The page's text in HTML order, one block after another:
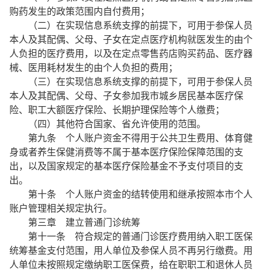
购药发生的政策范围内自付费用；
（二）在实现信息系统支撑的前提下，可用于参保人员
本人及其配偶、父母、子女在定点医疗机构就医发生的由个
人负担的医疗费用，以及在定点零售药店购买药品、医疗器
械、医用耗材发生的由个人负担的费用；
（三）在实现信息系统支撑的前提下，可用于参保人员
本人及其配偶、父母、子女参加我市城乡居民基本医疗保
险、职工大额医疗保险、长期护理保险等个人缴费；
（四）其他符合国家、省允许使用的范围。
第九条 个人账户资金不得用于公共卫生费用、体育健
身或者养生保健消费等不属于基本医疗保险保障范围的支
出，以及国家规定的基本医疗保险基金不予支付项目的支
出。
第十条 个人账户资金的结转使用和继承按照本市个人
账户管理相关规定执行。
第三章 建立普通门诊统筹
第十一条 符合规定的普通门诊医疗费用纳入职工医保
统筹基金支付范围，用人单位及参保人员不再另行缴费。用
人单位未按照规定缴纳职工医保费，给在职职工和退休人员